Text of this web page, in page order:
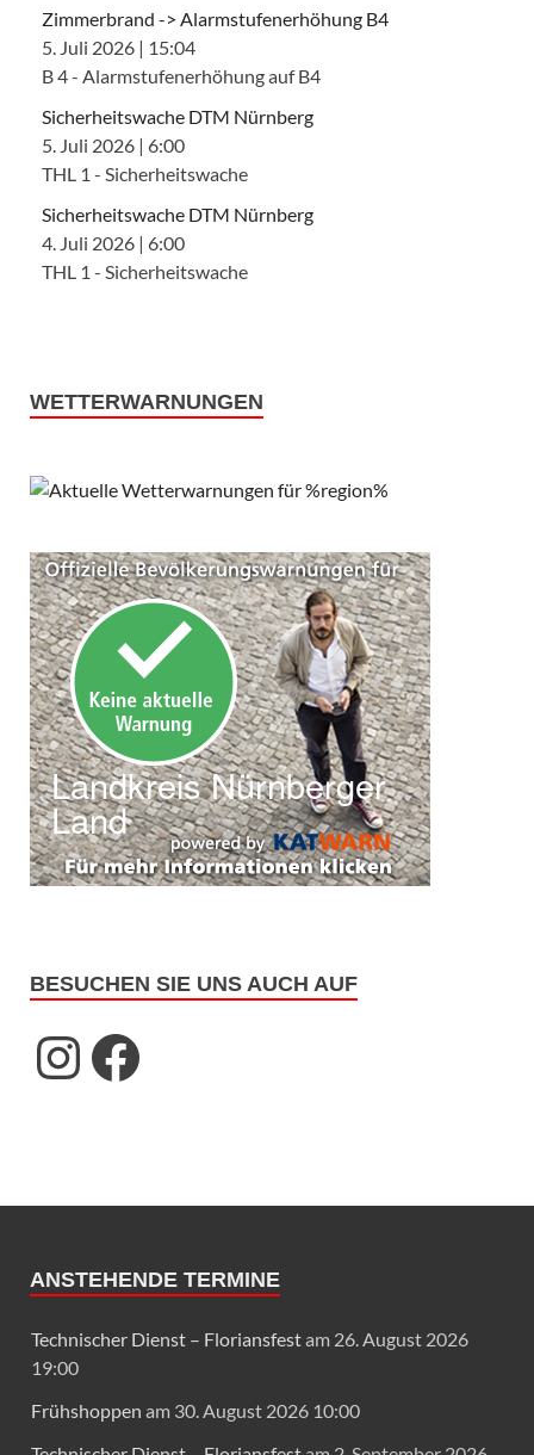
Zimmerbrand -> Alarmstufenerhöhung B4
5. Juli 2026 | 15:04
B 4 - Alarmstufenerhöhung auf B4
Sicherheitswache DTM Nürnberg
5. Juli 2026 | 6:00
THL 1 - Sicherheitswache
Sicherheitswache DTM Nürnberg
4. Juli 2026 | 6:00
THL 1 - Sicherheitswache
WETTERWARNUNGEN
BESUCHEN SIE UNS AUCH AUF
ANSTEHENDE TERMINE
Technischer Dienst – Floriansfestam 26. August 2026
19:00
Frühshoppen am 30. August 2026 10:00